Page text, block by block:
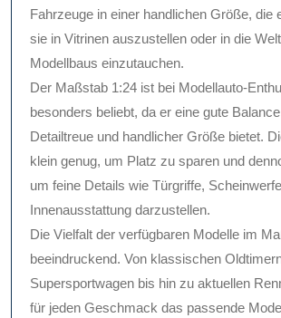
Fahrzeuge in einer handlichen Größe, die
sie in Vitrinen auszustellen oder in die
Modellbaus einzutauchen.
Der Maßstab 1:24 ist bei Modellauto-
besonders beliebt, da er eine gute
Detailtreue und handlicher Größe bietet.
klein genug, um Platz zu sparen und
um feine Details wie Türgriffe,
Innenausstattung darzustellen.
Die Vielfalt der verfügbaren Modelle im
beeindruckend. Von klassischen
Supersportwagen bis hin zu aktuellen
für jeden Geschmack das passende